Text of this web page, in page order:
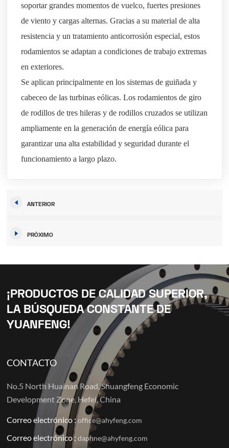
soportar grandes momentos de vuelco, fuertes presiones
de viento y cargas alternas. Gracias a su material de alta
resistencia y un tratamiento anticorrosión especial, estos
rodamientos se adaptan a condiciones de trabajo extremas
en exteriores.
Se aplican principalmente en los sistemas de guiñada y
cabeceo de las turbinas eólicas. Los rodamientos de giro
de rodillos de tres hileras y de rodillos cruzados se utilizan
ampliamente en la generación de energía eólica para
garantizar una alta estabilidad y seguridad durante el
funcionamiento a largo plazo.
ANTERIOR
PRÓXIMO
¡PRODUCTOS DE CALIDAD SUPERIOR,
LA BÚSQUEDA CONSTANTE DE
YUANFENG!
CONTACTO
No.5 North Huainan Road, Shuangfeng Economic
Development Zone, Hefei, China
Correo electrónico : office@ahyfeng.com
Correo electrónico : daphne@ahyfeng.com